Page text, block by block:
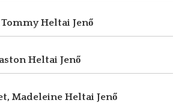
TommyHeltai Jenő
Heltai Jenő
Madeleine Heltai Jenő